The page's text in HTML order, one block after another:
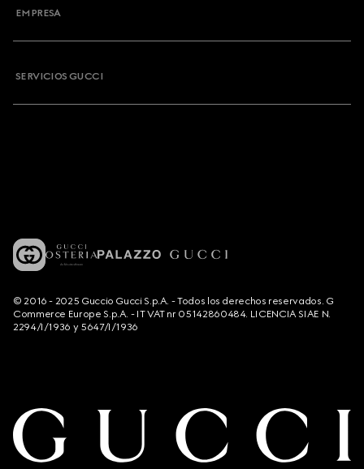
EMPRESA
SERVICIOS GUCCI
© 2016 - 2025 Guccio Gucci S.p.A. - Todos los derechos reservados. G
Commerce Europe S.p.A. - IT VAT nr 05142860484. LICENCIA SIAE N.
2294/I/1936 y 5647/I/1936